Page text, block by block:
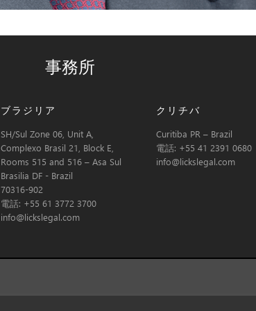
事務所
ブラジリア
SH/Sul Zone 06, Unit A,
Complexo Brasil 21, Block E,
Rooms 515 and 516 – Asa Sul
Brasilia DF - Brazil
70316-902
電話: +55 61 3772 3700
info@lickslegal.com
クリチバ
Curitiba PR – Brazil
電話: +55 41 2391 0680
info@lickslegal.com